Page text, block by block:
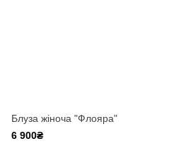
Блуза жіноча "Флояра"
6 900₴